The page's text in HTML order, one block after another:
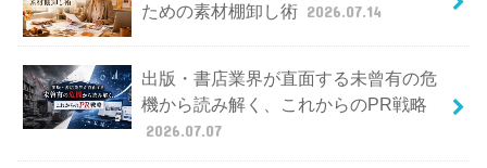
ための素材棚卸し術 2026.07.14
出版・書店業界が直面する未曾有の危
機から読み解く、これからのPR戦略
2026.07.07